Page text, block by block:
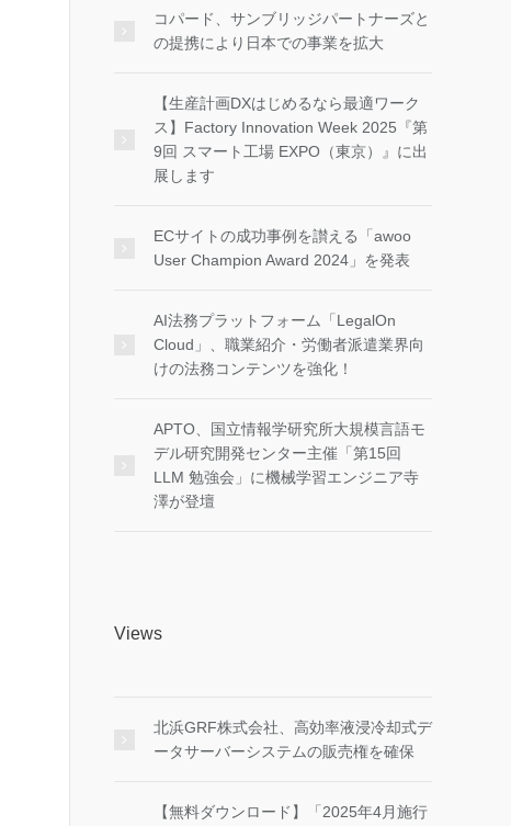
コパード、サンブリッジパートナーズと
の提携により日本での事業を拡大
【生産計画DXはじめるなら最適ワーク
ス】Factory Innovation Week 2025『第
9回 スマート工場 EXPO（東京）』に出
展します
ECサイトの成功事例を讃える「awoo
User Champion Award 2024」を発表
AI法務プラットフォーム「LegalOn
Cloud」、職業紹介・労働者派遣業界向
けの法務コンテンツを強化！
APTO、国立情報学研究所大規模言語モ
デル研究開発センター主催「第15回
LLM 勉強会」に機械学習エンジニア寺
澤が登壇
Views
北浜GRF株式会社、高効率液浸冷却式デ
ータサーバーシステムの販売権を確保
【無料ダウンロード】「2025年4月施行